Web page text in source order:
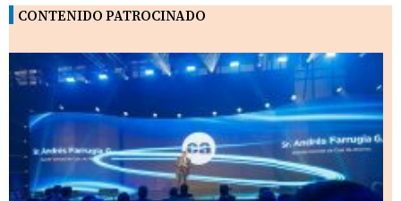
CONTENIDO PATROCINADO